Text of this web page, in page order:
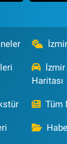
Haritası
Tüm